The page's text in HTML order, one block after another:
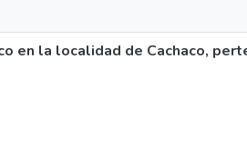
la localidad de Cachaco,